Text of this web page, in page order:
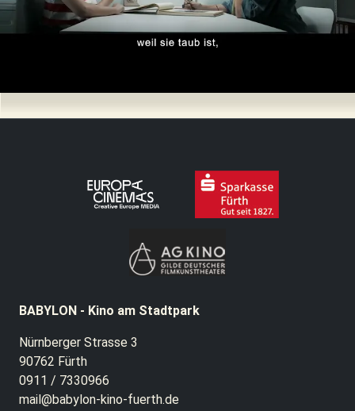
BABYLON - Kino am Stadtpark
Nürnberger Strasse 3
90762 Fürth
0911 / 7330966
mail@babylon-kino-fuerth.de